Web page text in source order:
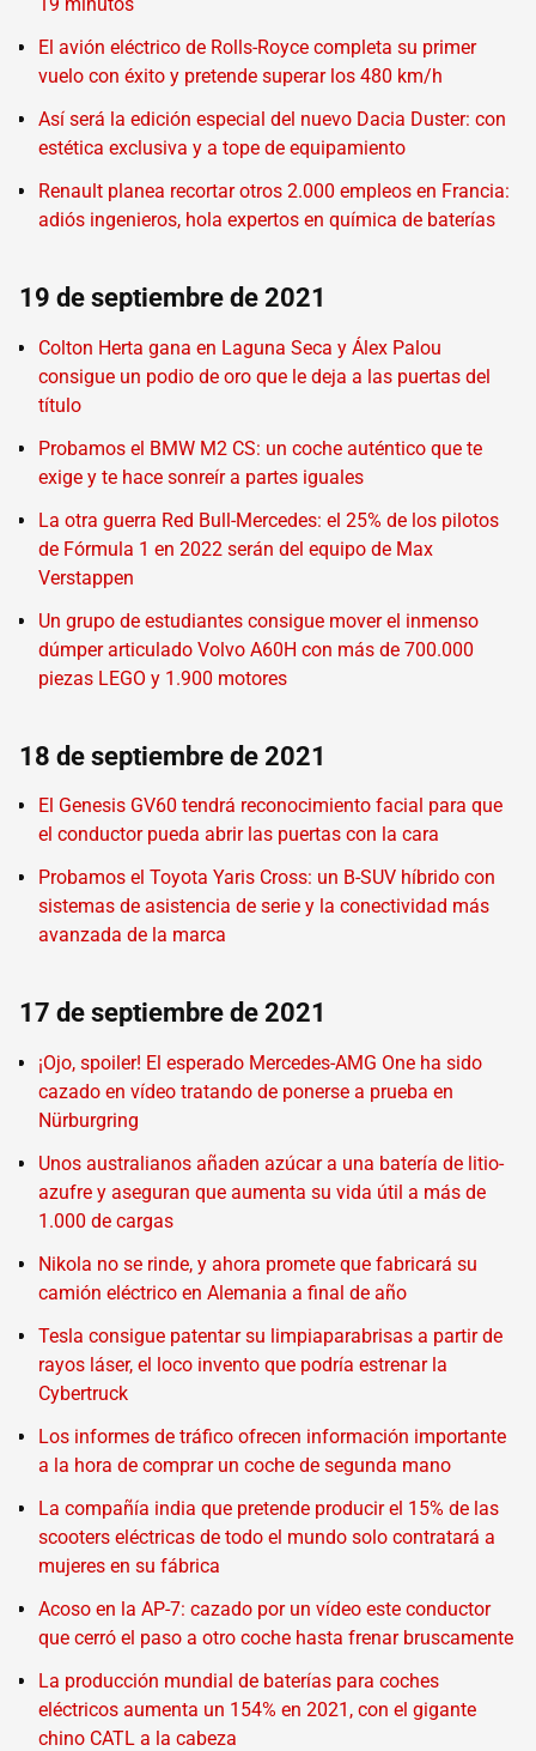
El avión eléctrico de Rolls-Royce completa su primer
vuelo con éxito y pretende superar los 480 km/h
Así será la edición especial del nuevo Dacia Duster: con
estética exclusiva y a tope de equipamiento
Renault planea recortar otros 2.000 empleos en Francia:
adiós ingenieros, hola expertos en química de baterías
19 de septiembre de 2021
Colton Herta gana en Laguna Seca y Álex Palou
consigue un podio de oro que le deja a las puertas del
título
Probamos el BMW M2 CS: un coche auténtico que te
exige y te hace sonreír a partes iguales
La otra guerra Red Bull-Mercedes: el 25% de los pilotos
de Fórmula 1 en 2022 serán del equipo de Max
Verstappen
Un grupo de estudiantes consigue mover el inmenso
dúmper articulado Volvo A60H con más de 700.000
piezas LEGO y 1.900 motores
18 de septiembre de 2021
El Genesis GV60 tendrá reconocimiento facial para que
el conductor pueda abrir las puertas con la cara
Probamos el Toyota Yaris Cross: un B-SUV híbrido con
sistemas de asistencia de serie y la conectividad más
avanzada de la marca
17 de septiembre de 2021
¡Ojo, spoiler! El esperado Mercedes-AMG One ha sido
cazado en vídeo tratando de ponerse a prueba en
Nürburgring
Unos australianos añaden azúcar a una batería de litio-
azufre y aseguran que aumenta su vida útil a más de
1.000 de cargas
Nikola no se rinde, y ahora promete que fabricará su
camión eléctrico en Alemania a final de año
Tesla consigue patentar su limpiaparabrisas a partir de
rayos láser, el loco invento que podría estrenar la
Cybertruck
Los informes de tráfico ofrecen información importante
a la hora de comprar un coche de segunda mano
La compañía india que pretende producir el 15% de las
scooters eléctricas de todo el mundo solo contratará a
mujeres en su fábrica
Acoso en la AP-7: cazado por un vídeo este conductor
que cerró el paso a otro coche hasta frenar bruscamente
La producción mundial de baterías para coches
eléctricos aumenta un 154% en 2021, con el gigante
chino CATL a la cabeza